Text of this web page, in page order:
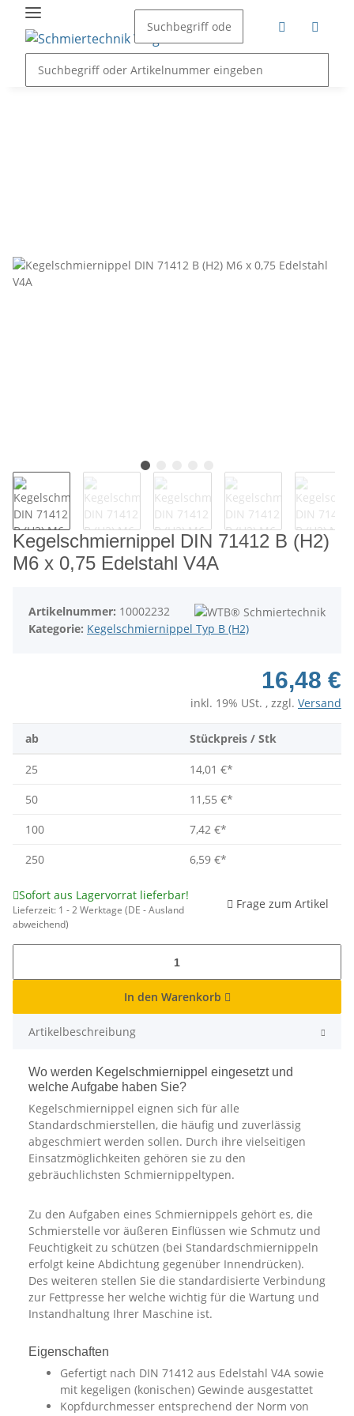
Kegelschmiernippel DIN 71412 B (H2)
M6 x 0,75 Edelstahl V4A
Artikelnummer: 10002232
Kategorie: Kegelschmiernippel Typ B (H2)
16,48 €
inkl. 19% USt. , zzgl. Versand
ab Stückpreis / Stk
25 14,01 €*
50
11,55 €*
100
7,42 €*
250
6,59 €*
Sofort aus Lagervorrat lieferbar!
Lieferzeit: 1 - 2 Werktage (DE - Ausland
abweichend)
Frage zum Artikel
In den Warenkorb
Artikelbeschreibung
Wo werden Kegelschmiernippel eingesetzt und
welche Aufgabe haben Sie?
Kegelschmiernippel eignen sich für alle
Standardschmierstellen, die häufig und zuverlässig
abgeschmiert werden sollen. Durch ihre vielseitigen
Einsatzmöglichkeiten gehören sie zu den
gebräuchlichsten Schmiernippeltypen.
Zu den Aufgaben eines Schmiernippels gehört es, die
Schmierstelle vor äußeren Einflüssen wie Schmutz und
Feuchtigkeit zu schützen (bei Standardschmiernippeln
erfolgt keine Abdichtung gegenüber Innendrücken).
Des weiteren stellen Sie die standardisierte Verbindung
zur Fettpresse her welche wichtig für die Wartung und
Instandhaltung Ihrer Maschine ist.
Eigenschaften
Gefertigt nach DIN 71412 aus Edelstahl V4A sowie
mit kegeligen (konischen) Gewinde ausgestattet
Kopfdurchmesser entsprechend der Norm von